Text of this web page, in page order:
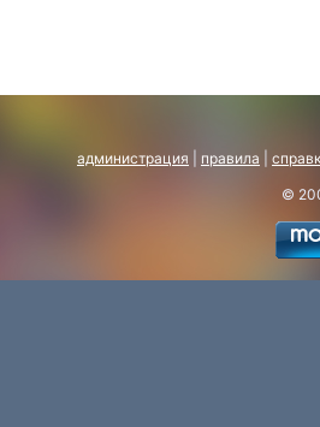
администрация правила
©